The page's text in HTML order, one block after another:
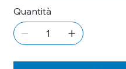
Quantità